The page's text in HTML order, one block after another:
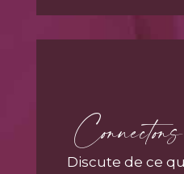
Discute de ce